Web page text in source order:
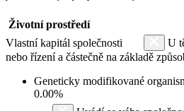
Životní prostředí
Vlastní kapitál společnosti
U
nebo řízení a částečně na základě
Geneticky modifikované
0.00%